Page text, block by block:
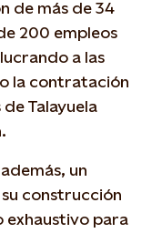
de más de 34
200 empleos
a las
la contratación
Talayuela
un
construcción
exhaustivo para